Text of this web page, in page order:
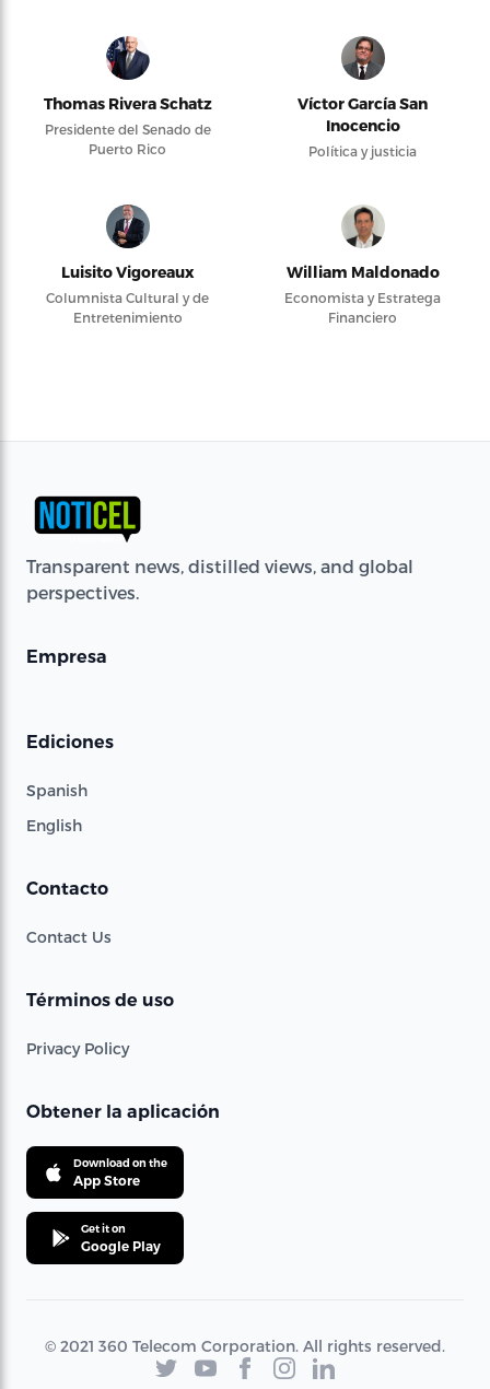
Thomas Rivera Schatz
Presidente del Senado de
Puerto Rico
Víctor García San
Inocencio
Política y justicia
Luisito Vigoreaux
Columnista Cultural y de
Entretenimiento
William Maldonado
Economista y Estratega
Financiero
Transparent news, distilled views, and global
perspectives.
Empresa
Ediciones
Spanish
English
Contacto
Contact Us
Términos de uso
Privacy Policy
Obtener la aplicación
Download on the
App Store
Get it on
Google Play
© 2021 360 Telecom Corporation. All rights reserved.